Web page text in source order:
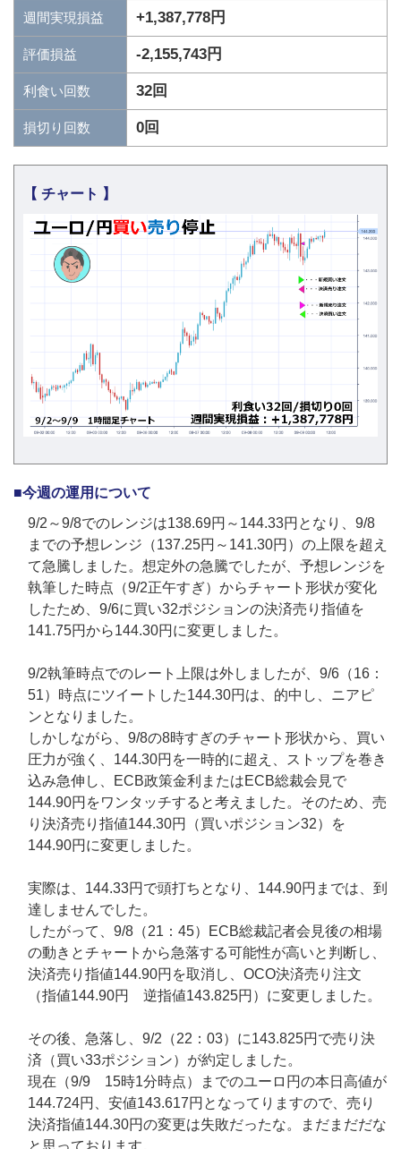
週間実現損益 +1,387,778円
評価損益 -2,155,743円
利食い回数 32回
損切り回数 0回
■今週の運用について
9/2～9/8でのレンジは138.69円～144.33円となり、9/8
までの予想レンジ（137.25円～141.30円）の上限を超え
て急騰しました。想定外の急騰でしたが、予想レンジを
執筆した時点（9/2正午すぎ）からチャート形状が変化
したため、9/6に買い32ポジションの決済売り指値を
141.75円から144.30円に変更しました。
9/2執筆時点でのレート上限は外しましたが、9/6（16：
51）時点にツイートした144.30円は、的中し、ニアピ
ンとなりました。
しかしながら、9/8の8時すぎのチャート形状から、買い
圧力が強く、144.30円を一時的に超え、ストップを巻き
込み急伸し、ECB政策金利またはECB総裁会見で
144.90円をワンタッチすると考えました。そのため、売
り決済売り指値144.30円（買いポジション32）を
144.90円に変更しました。
実際は、144.33円で頭打ちとなり、144.90円までは、到
達しませんでした。
したがって、9/8（21：45）ECB総裁記者会見後の相場
の動きとチャートから急落する可能性が高いと判断し、
決済売り指値144.90円を取消し、OCO決済売り注文
（指値144.90円 逆指値143.825円）に変更しました。
その後、急落し、9/2（22：03）に143.825円で売り決
済（買い33ポジション）が約定しました。
現在（9/9 15時1分時点）までのユーロ円の本日高値が
144.724円、安値143.617円となってりますので、売り
決済指値144.30円の変更は失敗だったな。まだまだだな
と思っております。
【 チャート 】